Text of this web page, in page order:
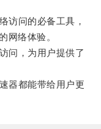
问的必备工具，
网络体验。
，为用户提供了
器都能带给用户更